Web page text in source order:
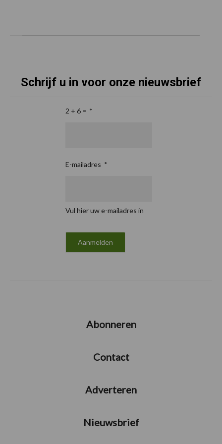
Schrijf u in voor onze nieuwsbrief
2 + 6 = *
E-mailadres *
Vul hier uw e-mailadres in
Abonneren
Contact
Adverteren
Nieuwsbrief